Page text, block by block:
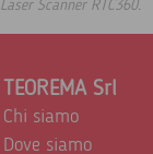
Laser Scanner RTC360.
TEOREMA Srl
Chi siamo
Dove siamo